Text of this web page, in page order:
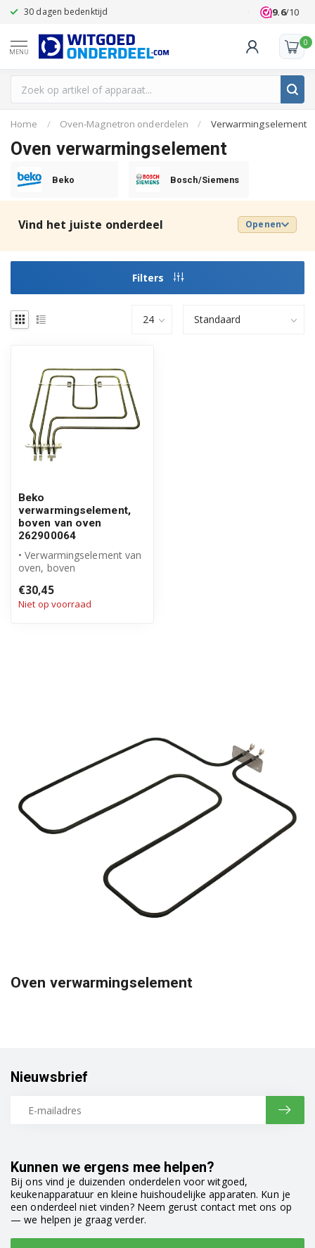
30 dagen bedenktijd Klanten
9.6/10
MENU
0
Home / Oven-Magnetron onderdelen / Verwarmingselement
Oven verwarmingselement
Beko Bosch/Siemens
Vind het juiste onderdeel Openen
Filters
Beko
verwarmingselement,
boven van oven
262900064
• Verwarmingselement van
oven, boven
• Artikelnummer:...
€30,45
Niet op voorraad
Oven verwarmingselement
Kunnen we ergens mee helpen?
Bij ons vind je duizenden onderdelen voor witgoed,
keukenapparatuur en kleine huishoudelijke apparaten. Kun je
een onderdeel niet vinden? Neem gerust contact met ons op
— we helpen je graag verder.
Nieuwsbrief